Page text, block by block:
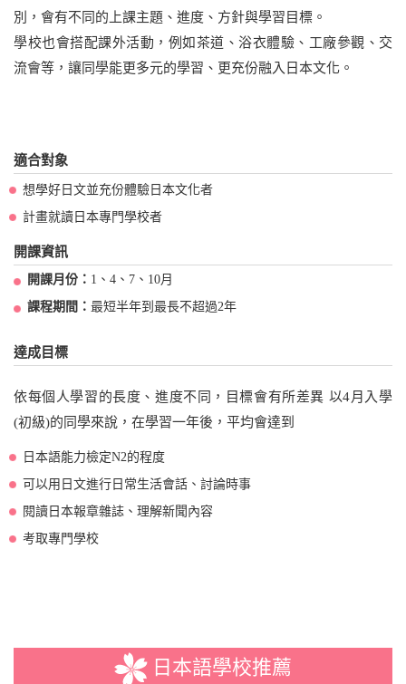
別，會有不同的上課主題、進度、方針與學習目標。
學校也會搭配課外活動，例如茶道、浴衣體驗、工廠參觀、交
流會等，讓同學能更多元的學習、更充份融入日本文化。
適合對象
想學好日文並充份體驗日本文化者
計畫就讀日本專門學校者
開課資訊
開課月份： 1、4、7、10月
課程期間： 最短半年到最長不超過2年
達成目標
依每個人學習的長度、進度不同，目標會有所差異 以4月入學
(初級)的同學來說，在學習一年後，平均會達到
日本語能力檢定N2的程度
可以用日文進行日常生活會話、討論時事
閱讀日本報章雜誌、理解新聞內容
考取專門學校
日本語學校推薦